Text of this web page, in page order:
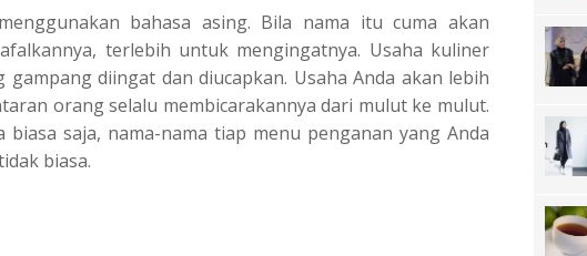
bahasa asing. Bila nama itu cuma akan
terlebih untuk mengingatnya. Usaha kuliner
gampang diingat dan diucapkan. Usaha Anda akan lebih
orang selalu membicarakannya dari mulut ke mulut.
biasa saja, nama-nama tiap menu penganan yang Anda
biasa.